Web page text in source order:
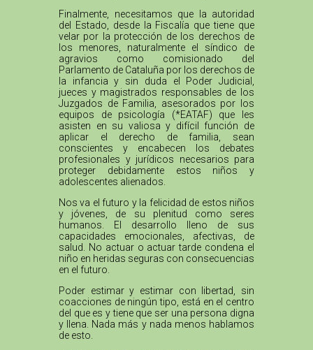
Finalmente, necesitamos que la autoridad
del Estado, desde la Fiscalía que tiene que
velar por la protección de los derechos de
los menores, naturalmente el síndico de
agravios como comisionado del
Parlamento de Cataluña por los derechos de
la infancia y sin duda el Poder Judicial,
jueces y magistrados responsables de los
Juzgados de Familia, asesorados por los
equipos de psicología (*EATAF) que les
asisten en su valiosa y difícil función de
aplicar el derecho de familia, sean
conscientes y encabecen los debates
profesionales y jurídicos necesarios para
proteger debidamente estos niños y
adolescentes alienados.
Nos va el futuro y la felicidad de estos niños
y jóvenes, de su plenitud como seres
humanos. El desarrollo lleno de sus
capacidades emocionales, afectivas, de
salud. No actuar o actuar tarde condena el
niño en heridas seguras con consecuencias
en el futuro.
Poder estimar y estimar con libertad, sin
coacciones de ningún tipo, está en el centro
del que es y tiene que ser una persona digna
y llena. Nada más y nada menos hablamos
de esto.